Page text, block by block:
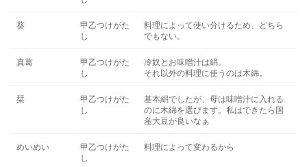
葵
甲乙つけがた
し
料理によって使い分けるため、どちら
でもない。
真葛
甲乙つけがた
し
冷奴とお味噌汁は絹。
それ以外の料理に使うのは木綿。
栞
甲乙つけがた
し
基本絹でしたが、母は味噌汁に入れる
のに木綿を選びます。私はできたら国
産大豆が良いなぁ
めいめい
甲乙つけがた
し
料理によって変わるから